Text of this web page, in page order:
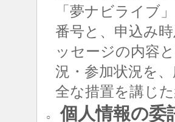
「夢ナビライブ
番号と、申込み
ッセージの内容
況・参加状況を
全な措置を講じ
○ 個人情報の委